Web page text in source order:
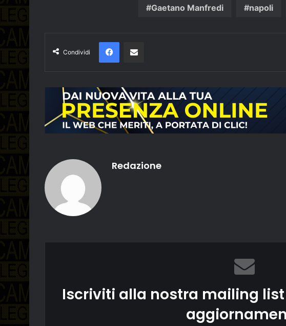
Gaetano Manfredi napoli
Condividi
Facebook
Redazione
Iscriviti alla nostra mailing